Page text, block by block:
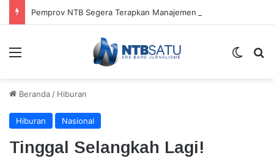
Menu
Beranda / Hiburan
Hiburan Nasional
Tinggal Selangkah Lagi!